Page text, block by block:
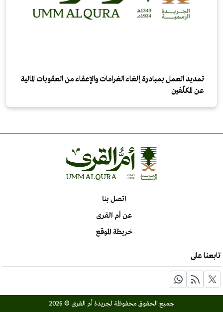
تمديد العمل بمبادرة إلغاء الغرامات والإعفاء من العقوبات المالية
عن المكلّفين
اتصل بنا
عن أم القرى
خريطة الموقع
تابعنا على
جميع الحقوق محفوظة لجريدة أم القرى © 2026